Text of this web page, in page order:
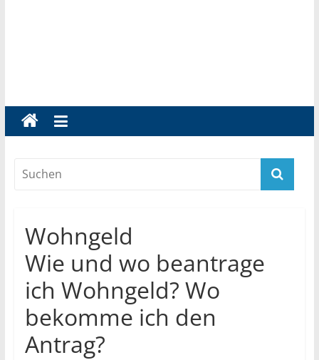
Wohngeld
Wie und wo beantrage
ich Wohngeld? Wo
bekomme ich den
Antrag?